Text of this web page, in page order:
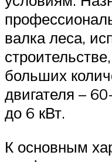
валка леса,
больших
двигателя –
до 6 кВт.
К основным